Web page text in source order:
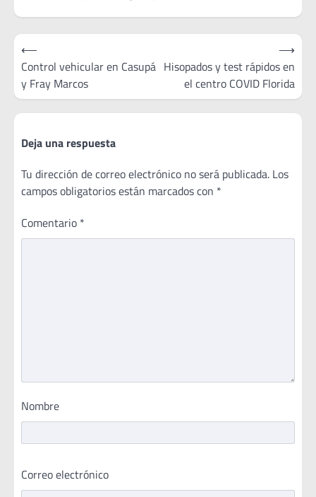
Navegación
de
entradas
⟵
Control vehicular en Casupá
y Fray Marcos
Hisopados y test rápidos en
el centro COVID Florida
⟶
Deja una respuesta
Tu dirección de correo electrónico no será publicada. Los
campos obligatorios están marcados con *
Comentario *
Nombre
Correo electrónico